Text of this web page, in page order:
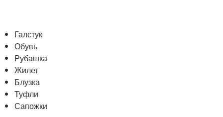
Галстук
Обувь
Рубашка
Жилет
Блузка
Туфли
Сапожки